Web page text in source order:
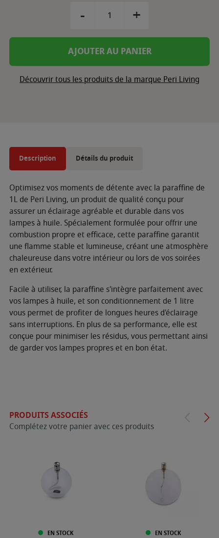
- +
AJOUTER AU PANIER
Découvrir tous les produits de la marque Peri Living
Description Détails du produit
Optimisez vos moments de détente avec la paraffine de
1L de Peri Living, un produit de qualité conçu pour
assurer un éclairage agréable et durable dans vos
lampes à huile. Spécialement formulée pour offrir une
combustion propre et efficace, cette paraffine garantit
une flamme stable et lumineuse, créant une atmosphère
chaleureuse dans votre intérieur ou lors de vos soirées
en extérieur.
Facile à utiliser, la paraffine s'intègre parfaitement avec
vos lampes à huile, et son conditionnement de 1 litre
vous permet de profiter de longues heures d'éclairage
sans interruptions. En plus de sa performance, elle est
conçue pour minimiser les résidus, vous permettant ainsi
de garder vos lampes propres et en bon état.
PRODUITS ASSOCIÉS
Complétez votre panier avec ces produits
EN STOCK EN STOCK